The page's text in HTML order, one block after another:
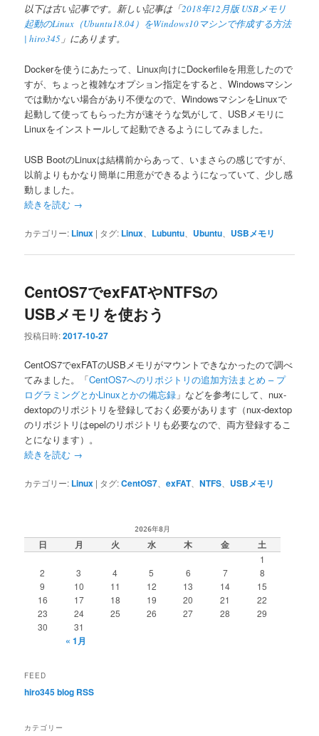
以下は古い記事です。新しい記事は「2018年12月版 USBメモリ
起動のLinux（Ubuntu18.04）をWindows10マシンで作成する方法
| hiro345 」にあります。
Dockerを使うにあたって、Linux向けにDockerfileを用意したので
すが、ちょっと複雑なオプション指定をすると、Windowsマシン
では動かない場合があり不便なので、WindowsマシンをLinuxで
起動して使ってもらった方が速そうな気がして、USBメモリに
Linuxをインストールして起動できるようにしてみました。
USB BootのLinuxは結構前からあって、いまさらの感じですが、
以前よりもかなり簡単に用意ができるようになっていて、少し感
動しました。
続きを読む →
カテゴリー: Linux | タグ: Linux Lubuntu Ubuntu USBメモリ
CentOS7でexFATやNTFSの
USBメモリを使おう
投稿日時:2017-10-27
CentOS7でexFATのUSBメモリがマウントできなかったので調べ
てみました。「CentOS7へのリポジトリの追加方法まとめ – プ
ログラミングとかLinuxとかの備忘録 」などを参考にして、nux-
dextopのリポジトリを登録しておく必要があります（nux-dextop
のリポジトリはepelのリポジトリも必要なので、両方登録するこ
とになります）。
続きを読む →
カテゴリー: Linux | タグ:CentOS7、exFAT、NTFS、 USBメモリ
2026年8月
日 月 火 水 木 金 土
1
2
3 4 5 6 7
8
9
10 11 12 13 14
15
16
17 18 19 20 21
22
23
24 25 26 27 28
29
30
31
« 1月
FEED
hiro345 blog RSS
カテゴリー